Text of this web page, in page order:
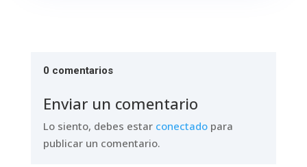
0 comentarios
Enviar un comentario
Lo siento, debes estar conectadopara
publicar un comentario.